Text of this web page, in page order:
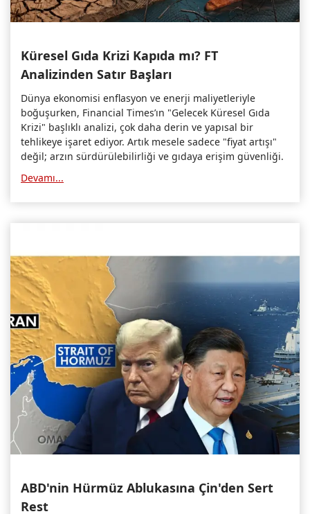
Küresel Gıda Krizi Kapıda mı? FT
Analizinden Satır Başları
Dünya ekonomisi enflasyon ve enerji maliyetleriyle
boğuşurken, Financial Times’ın "Gelecek Küresel Gıda
Krizi" başlıklı analizi, çok daha derin ve yapısal bir
tehlikeye işaret ediyor. Artık mesele sadece "fiyat artışı"
değil; arzın sürdürülebilirliği ve gıdaya erişim güvenliği.
Devamı...
ABD'nin Hürmüz Ablukasına Çin'den Sert
Rest